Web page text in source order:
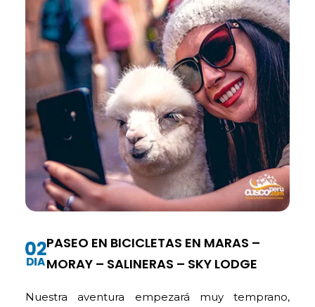
PASEO EN BICICLETAS EN MARAS –
MORAY – SALINERAS – SKY LODGE
Nuestra aventura empezará muy temprano,